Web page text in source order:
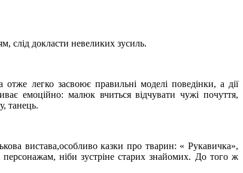
слід докласти невеликих зусиль.
легко засвоює правильні моделі поведінки, а дії
емоційно: малюк вчиться відчувати чужі почуття,
танець.
вистава,особливо казки про тварин: « Рукавичка»,
ніби зустріне старих знайомих. До того ж